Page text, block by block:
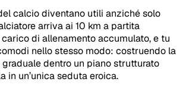
calcio diventano utili anziché solo
arriva ai 10 km a partita
di allenamento accumulato, e tu
nello stesso modo: costruendo la
dentro un piano strutturato
in un’unica seduta eroica.